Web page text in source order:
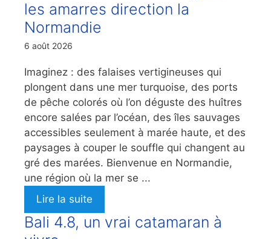
les amarres direction la
Normandie
6 août 2026
Imaginez : des falaises vertigineuses qui
plongent dans une mer turquoise, des ports
de pêche colorés où l’on déguste des huîtres
encore salées par l’océan, des îles sauvages
accessibles seulement à marée haute, et des
paysages à couper le souffle qui changent au
gré des marées. Bienvenue en Normandie,
une région où la mer se ...
Lire la suite
Bali 4.8, un vrai catamaran à